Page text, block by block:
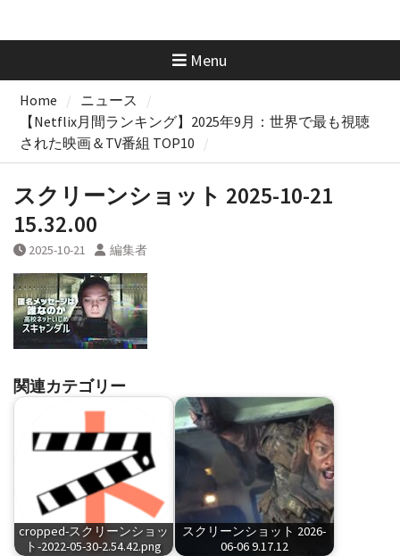
Menu
Home
ニュース
【Netflix月間ランキング】2025年9月：世界で最も視聴
された映画＆TV番組 TOP10
スクリーンショット 2025-10-21
15.32.00
2025-10-21 編集者
関連カテゴリー
cropped-スクリーンショッ
ト-2022-05-30-2.54.42.png
スクリーンショット 2026-
06-06 9.17.12